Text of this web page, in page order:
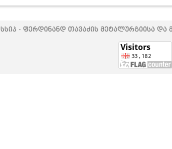
სსიპ - ფერდინანდ თავაძის მეტალურგიისა და